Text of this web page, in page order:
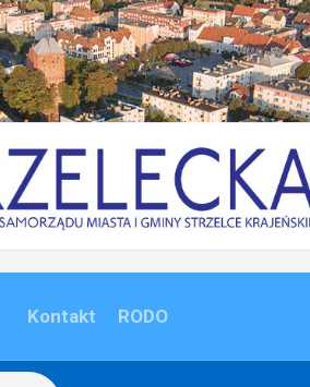
Kontakt RODO